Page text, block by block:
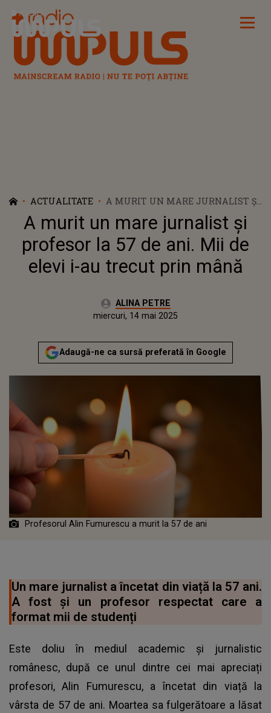
Radio Impuls
ACTUALITATE
A MURIT UN MARE JURNALIST ȘI
PROFESOR LA 57 DE ANI. MII DE
ELEVI I-AU TRECUT PRIN MÂNĂ
A murit un mare jurnalist și
profesor la 57 de ani. Mii de
elevi i-au trecut prin mână
Autor:ALINA PETRE
Actualizat:
miercuri, 14 mai 2025
Adaugă-ne ca sursă preferată în Google
Profesorul Alin Fumurescu a murit la 57 de ani
Un mare jurnalist a încetat din viață la 57 ani.
A fost și un profesor respectat care a
format mii de studenți
Este doliu în mediul academic și jurnalistic
românesc, după ce unul dintre cei mai apreciați
profesori, Alin Fumurescu, a încetat din viață la
vârsta de 57 de ani. Moartea sa fulgerătoare a lăsat